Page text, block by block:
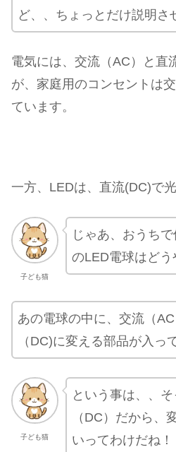
ど、、ちょっとだけ説明さ
電気には、交流（AC）と直
が、家庭用のコンセントは
ています。
一方、LEDは、直流(DC)で
子ども猫
じゃあ、おうち
のLED電球はどう
あの電球の中に、交流（
（DC)に変える部品が入っ
子ども猫
という事は、、
（DC）だから、
いってわけだね！